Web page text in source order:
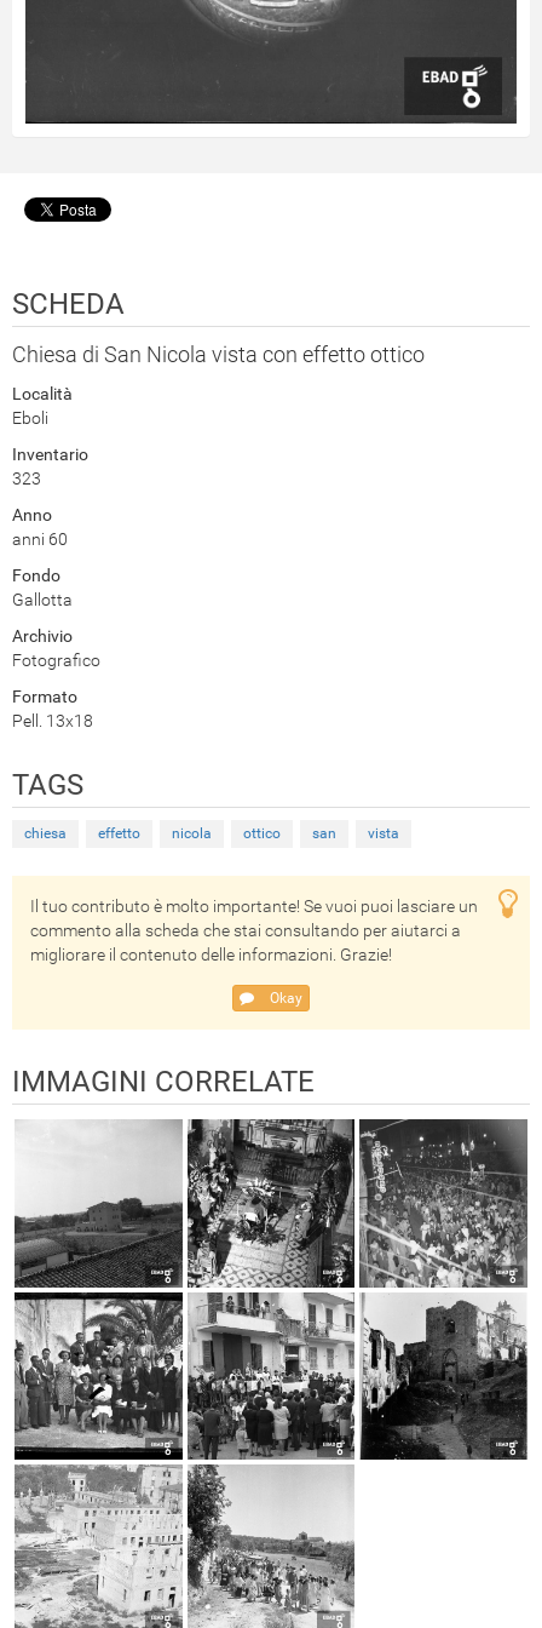
SCHEDA
Chiesa di San Nicola vista con effetto ottico
Località
Eboli
Inventario
323
Anno
anni 60
Fondo
Gallotta
Archivio
Fotografico
Formato
Pell. 13x18
TAGS
chiesa effetto nicola ottico san vista
Il tuo contributo è molto importante! Se vuoi puoi lasciare un
commento alla scheda che stai consultando per aiutarci a
migliorare il contenuto delle informazioni. Grazie!
Okay
IMMAGINI CORRELATE